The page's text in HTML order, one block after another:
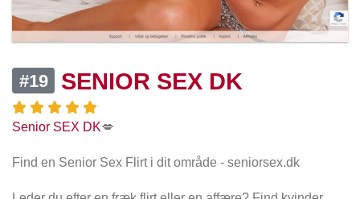
#19 SENIOR SEX DK
Senior SEX DK💋
Find en Senior Sex Flirt i dit område - seniorsex.dk